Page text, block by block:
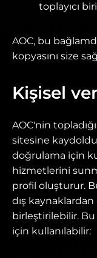
toplayıcı
AOC, bu
kopyasını size
Kişisel
AOC'nin
sitesine
doğrulama için
hizmetlerini
profil oluşturur.
dış
birleştirilebilir. Bu
için kullanılabilir: